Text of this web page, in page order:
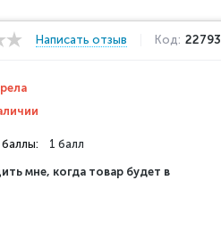
Написать отзыв Код: 22793
1 балл
мне, когда товар будет в